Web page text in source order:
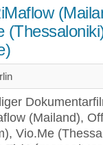
(Mailand),
Vio.Me